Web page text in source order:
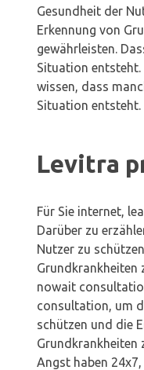
Gesundheit der
Erkennung von
gewährleisten.
Situation entsteht.
wissen, dass
Situation entsteht.
Levitra
Für Sie internet,
Darüber zu
Nutzer zu
Grundkrankheiten
nowait
consultation, um
schützen und die
Grundkrankheiten
Angst haben